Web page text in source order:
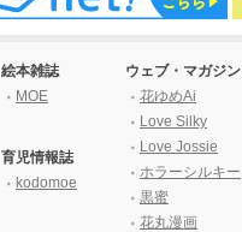
絵本雑誌
MOE
育児情報誌
kodomoe
ウェブ・マガジン
花ゆめAi
Love Silky
Love Jossie
ホラーシルキー
黒蜜
花丸漫画